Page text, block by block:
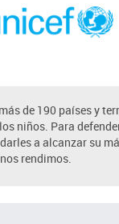
de 190 países y
niños. Para
a alcanzar su
rendimos.